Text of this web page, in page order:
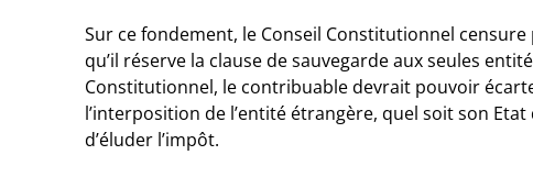
Sur ce fondement, le Conseil Constitutionnel
qu’il réserve la clause de sauvegarde aux seules
Constitutionnel, le contribuable devrait pouvoir
l’interposition de l’entité étrangère, quel soit son
d’éluder l’impôt.